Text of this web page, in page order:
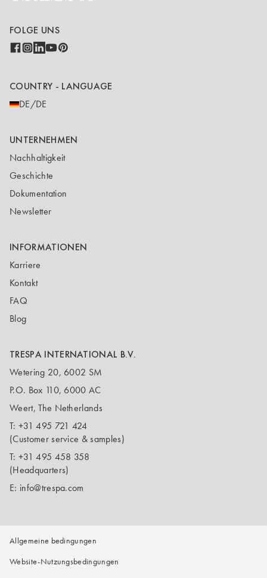
FOLGE UNS
COUNTRY - LANGUAGE
DE/DE
UNTERNEHMEN
Nachhaltigkeit
Geschichte
Dokumentation
Newsletter
INFORMATIONEN
Karriere
Kontakt
FAQ
Blog
TRESPA INTERNATIONAL B.V.
Wetering 20, 6002 SM
P.O. Box 110, 6000 AC
Weert, The Netherlands
T: +31 495 721 424
(Customer service & samples)
T: +31 495 458 358
(Headquarters)
E: info@trespa.com
Allgemeine bedingungen
Website-Nutzungsbedingungen